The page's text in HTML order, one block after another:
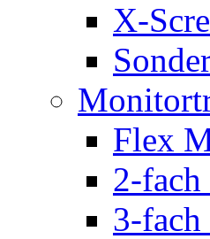
X-
Flex
2-
3-